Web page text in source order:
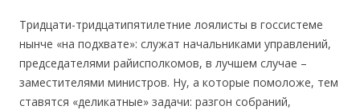
Тридцати-тридцатипятилетние лоялисты в госсистеме
нынче «на подхвате»: служат начальниками управлений,
председателями райисполкомов, в лучшем случае –
заместителями министров. Ну, а которые помоложе, тем
ставятся «деликатные» задачи: разгон собраний,